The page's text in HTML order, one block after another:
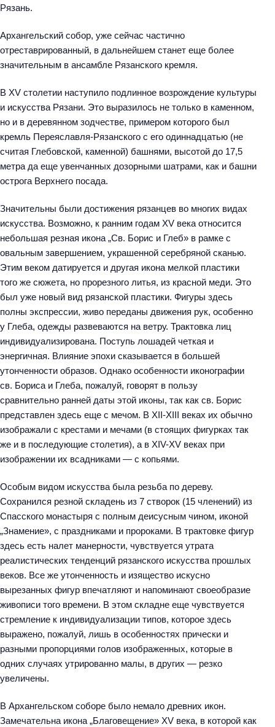
Рязань.
Архангельский собор, уже сейчас частично
отреставрированный, в дальнейшем станет еще более
значительным в ансамбле Рязанского кремля.
В XV столетии наступило подлинное возрождение культуры
и искусства Рязани. Это выразилось не только в каменном,
но и в деревянном зодчестве, примером которого был
кремль Переяславля-Рязанского с его одиннадцатью (не
считая Глебовской, каменной) башнями, высотой до 17,5
метра да еще увенчанных дозорными шатрами, как и башни
острога Верхнего посада.
Значительны были достижения рязанцев во многих видах
искусства. Возможно, к ранним годам XV века относится
небольшая резная икона „Св. Борис и Глеб» в рамке с
овальным завершением, украшенной серебряной сканью.
Этим веком датируется и другая икона мелкой пластики
того же сюжета, но прорезного литья, из красной меди. Это
был уже новый вид рязанской пластики. Фигуры здесь
полны экспрессии, живо переданы движения рук, особенно
у Глеба, одежды развеваются на ветру. Трактовка лиц
индивидуализирована. Поступь лошадей четкая и
энергичная. Влияние эпохи сказывается в большей
утонченности образов. Однако особенности иконографии
св. Бориса и Глеба, пожалуй, говорят в пользу
сравнительно ранней даты этой иконы, так как св. Борис
представлен здесь еще с мечом. В XII-XIII веках их обычно
изображали с крестами и мечами (в стоящих фигурках так
же и в последующие столетия), а в XIV-XV веках при
изображении их всадниками — с копьями.
Особым видом искусства была резьба по дереву.
Сохранился резной складень из 7 створок (15 членений) из
Спасского монастыря с полным деисусным чином, иконой
„Знамение», с праздниками и пророками. В трактовке фигур
здесь есть налет манерности, чувствуется утрата
реалистических тенденций рязанского искусства прошлых
веков. Все же утонченность и изящество искусно
вырезанных фигур впечатляют и напоминают своеобразие
живописи того времени. В этом складне еще чувствуется
стремление к индивидуализации типов, которое здесь
выражено, пожалуй, лишь в особенностях прически и
разными пропорциями голов изображенных, которые в
одних случаях утрированно малы, в других — резко
увеличены.
В Архангельском соборе было немало древних икон.
Замечательна икона „Благовещение» XV века, в которой как